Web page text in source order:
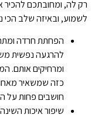
רק לה, ומחובתכם להכיר
לשמוע, ובאיזה שלב הכי
הפחתת חרדה ומתח
להרגעה נפשית
ומרחיקים אותם.
כזה שמשאיר
חושבים פחות על
שיפור איכות